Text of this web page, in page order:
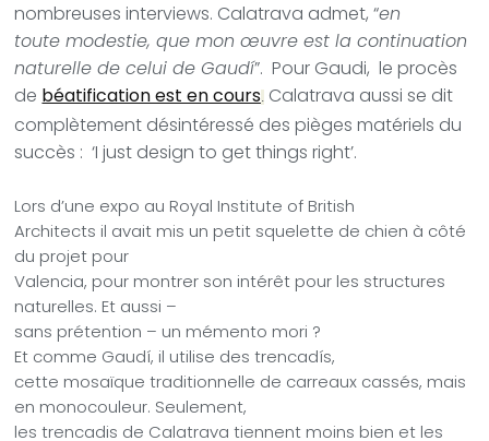
nombreuses interviews. Calatrava admet, “en
toute modestie, que mon œuvre est la continuation
naturelle de celui de Gaudí”. Pour Gaudi, le procès
de béatification est en cours. Calatrava aussi se dit
complètement désintéressé des pièges matériels du
succès : ‘I just design to get things right’.
Lors d’une expo au Royal Institute of British
Architects il avait mis un petit squelette de chien à côté
du projet pour
Valencia, pour montrer son intérêt pour les structures
naturelles. Et aussi –
sans prétention – un mémento mori ?
Et comme Gaudí, il utilise des trencadís,
cette mosaïque traditionnelle de carreaux cassés, mais
en monocouleur. Seulement,
les trencadis de Calatrava tiennent moins bien et les